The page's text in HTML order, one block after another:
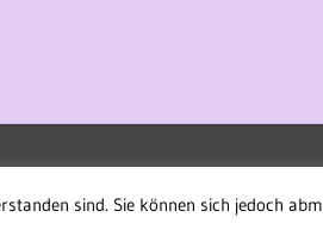
sind. Sie können sich jedoch